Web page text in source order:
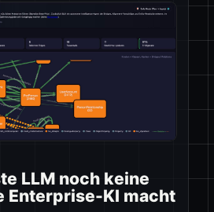
LLM noch keine
Enterprise-KI macht